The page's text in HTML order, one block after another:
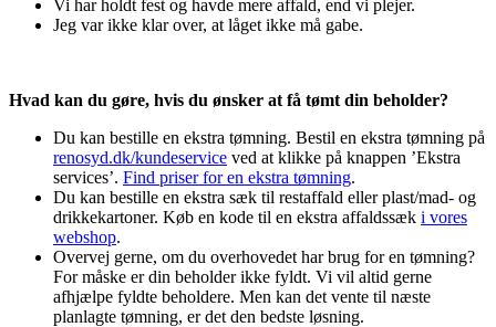
Vi har holdt fest og havde mere affald, end vi plejer.
Jeg var ikke klar over, at låget ikke må gabe.
Hvad kan du gøre, hvis du ønsker at få tømt din beholder?
Du kan bestille en ekstra tømning. Bestil en ekstra tømning på
renosyd.dk/kundeservice ved at klikke på knappen ’Ekstra
services’. Find priser for en ekstra tømning.
Du kan bestille en ekstra sæk til restaffald eller plast/mad- og
drikkekartoner. Køb en kode til en ekstra affaldssæk i vores
webshop.
Overvej gerne, om du overhovedet har brug for en tømning?
For måske er din beholder ikke fyldt. Vi vil altid gerne
afhjælpe fyldte beholdere. Men kan det vente til næste
planlagte tømning, er det den bedste løsning.